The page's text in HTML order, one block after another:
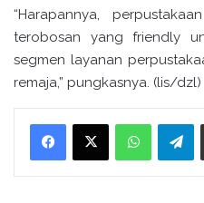
“Harapannya,
terobosan yang friendly
segmen layanan
remaja,” pungkasnya. (lis/dzl)
WhatsApp